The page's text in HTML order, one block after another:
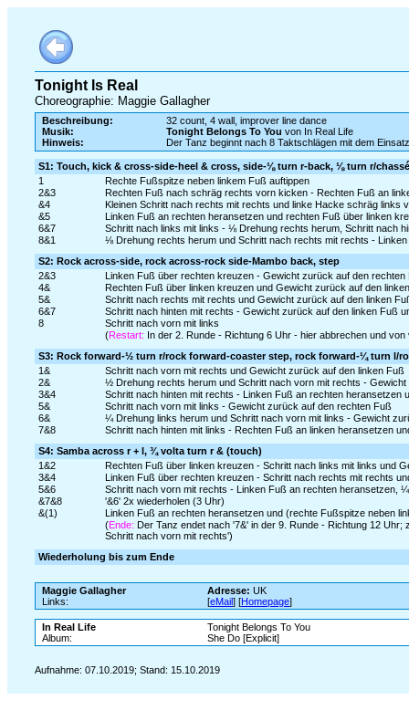
Tonight Is Real
Choreographie: Maggie Gallagher
Beschreibung:
32 count, 4 wall, improver line dance
Musik:
Tonight Belongs To You von In Real Life
Hinweis:
Der Tanz beginnt nach 8 Taktschlägen mit dem
S1: Touch, kick & cross-side-heel & cross, side-⅛ turn r-back, ⅛ turn r/
1
Rechte Fußspitze neben linkem Fuß auftippen
2&3
Rechten Fuß nach schräg rechts vorn kicken - Rechten Fuß an
&4
Kleinen Schritt nach rechts mit rechts und linke Hacke schräg links
&5
Linken Fuß an rechten heransetzen und rechten Fuß über linken
6&7
Schritt nach links mit links - ⅛ Drehung rechts herum, Schritt nach
8&1
⅛ Drehung rechts herum und Schritt nach rechts mit rechts -
S2: Rock across-side, rock across-rock side-Mambo back, step
2&3
Linken Fuß über rechten kreuzen - Gewicht zurück auf den
4&
Rechten Fuß über linken kreuzen und Gewicht zurück auf den
5&
Schritt nach rechts mit rechts und Gewicht zurück auf den linken
6&7
Schritt nach hinten mit rechts - Gewicht zurück auf den linken Fuß
8
Schritt nach vorn mit links
(Restart: In der 2. Runde - Richtung 6 Uhr - hier abbrechen und von
S3: Rock forward-½ turn r/rock forward-coaster step, rock forward-¼ turn l/
1&
Schritt nach vorn mit rechts und Gewicht zurück auf den linken Fuß
2&
½ Drehung rechts herum und Schritt nach vorn mit rechts -
3&4
Schritt nach hinten mit rechts - Linken Fuß an rechten heransetzen
5&
Schritt nach vorn mit links - Gewicht zurück auf den rechten Fuß
6&
¼ Drehung links herum und Schritt nach vorn mit links - Gewicht
7&8
Schritt nach hinten mit links - Rechten Fuß an linken heransetzen
S4: Samba across r + l, ¾ volta turn r & (touch)
1&2
Rechten Fuß über linken kreuzen - Schritt nach links mit links und
3&4
Linken Fuß über rechten kreuzen - Schritt nach rechts mit rechts
5&6
Schritt nach vorn mit rechts - Linken Fuß an rechten heransetzen,
&7&8
'&6' 2x wiederholen (3 Uhr)
&(1)
Linken Fuß an rechten heransetzen und (rechte Fußspitze neben
(Ende:Der Tanz endet nach '7&' in der 9. Runde - Richtung 12
Schritt nach vorn mit rechts')
Wiederholung bis zum Ende
Maggie Gallagher Adresse: UK
Links:
[eMail] [Homepage]
In Real Life
Tonight Belongs To You
Album:
She Do [Explicit]
Aufnahme: 07.10.2019; Stand: 15.10.2019